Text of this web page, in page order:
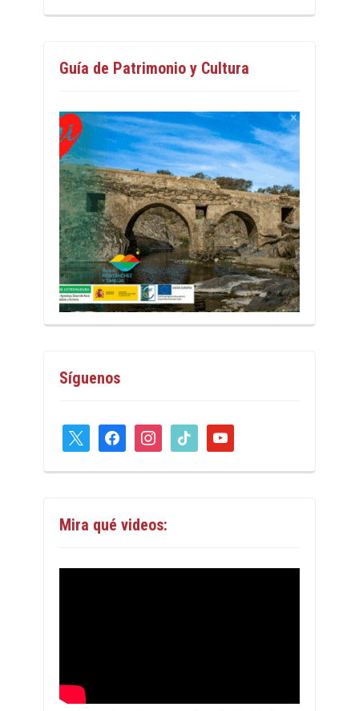
Guía de Patrimonio y Cultura
Síguenos
facebookinstagram
tiktok youtube
Mira qué videos: